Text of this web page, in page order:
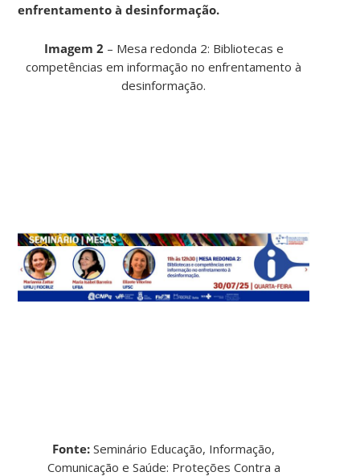
enfrentamento à desinformação.
Imagem 2 – Mesa redonda 2: Bibliotecas e
competências em informação no enfrentamento à
desinformação.
Fonte:Seminário Educação, Informação,
Comunicação e Saúde: Proteções Contra a